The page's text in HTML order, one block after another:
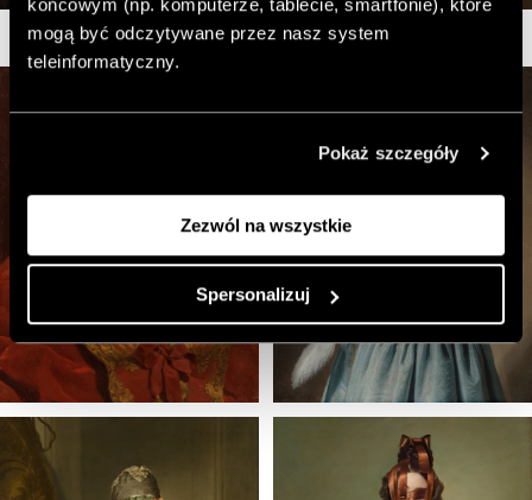
mogą być odczytywane przez nasz system
teleinformatyczny.
Pokaż szczegóły
Zezwól na wszystkie
Spersonalizuj